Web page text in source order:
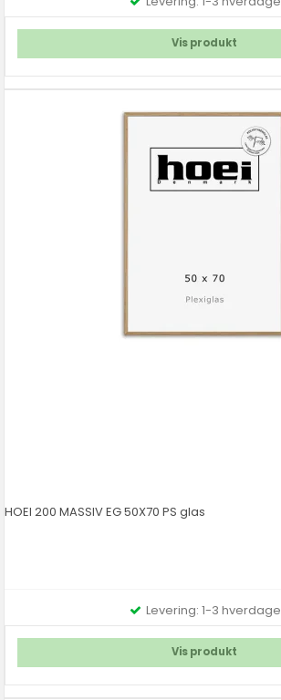
Vis produkt
HOEI 200 MASSIV EG 50X70 PS glas
Levering: 1-3 hverdage
Vis produkt